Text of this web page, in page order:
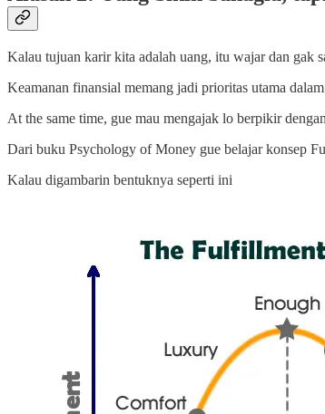
Kalau tujuan karir kita adalah uang, itu wajar dan gak
Keamanan finansial memang jadi prioritas utama
At the same time, gue mau mengajak lo berpikir
Dari buku Psychology of Money gue belajar konsep
Kalau digambarin bentuknya seperti ini